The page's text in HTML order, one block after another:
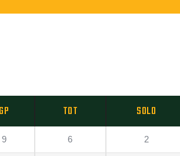
GP TOT SOLO
9 6 2